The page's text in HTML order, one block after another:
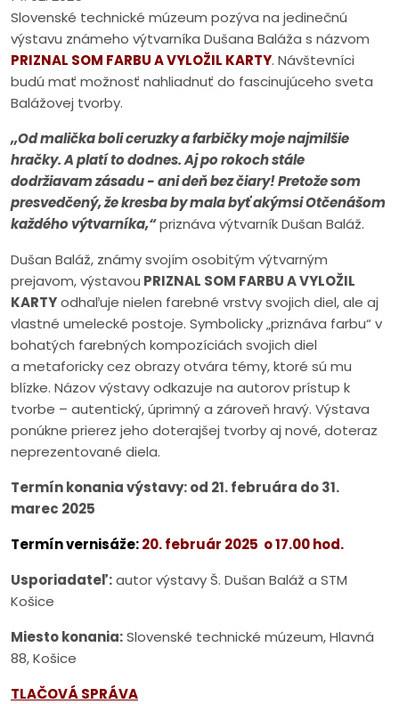
Slovenské technické múzeum pozýva na jedinečnú
výstavu známeho výtvarníka Dušana Baláža s názvom
PRIZNAL SOM FARBU A VYLOŽIL KARTY. Návštevníci
budú mať možnosť nahliadnuť do fascinujúceho sveta
Balážovej tvorby.
,,Od malička boli ceruzky a farbičky moje najmilšie
hračky. A platí to dodnes. Aj po rokoch stále
dodržiavam zásadu - ani deň bez čiary! Pretože som
presvedčený, že kresba by mala byť akýmsi Otčenášom
každého výtvarníka,“priznáva výtvarník Dušan Baláž.
Dušan Baláž, známy svojím osobitým výtvarným
prejavom, výstavou PRIZNAL SOM FARBU A VYLOŽIL
KARTYodhaľuje nielen farebné vrstvy svojich diel, ale aj
vlastné umelecké postoje. Symbolicky „priznáva farbu“ v
bohatých farebných kompozíciách svojich diel
a metaforicky cez obrazy otvára témy, ktoré sú mu
blízke. Názov výstavy odkazuje na autorov prístup k
tvorbe – autentický, úprimný a zároveň hravý. Výstava
ponúkne prierez jeho doterajšej tvorby aj nové, doteraz
neprezentované diela.
Termín konania výstavy: od 21. februára do 31.
marec 2025
Termín vernisáže:20. február 2025 o 17.00 hod.
Usporiadateľ:autor výstavy Š. Dušan Baláž a STM
Košice
Miesto konania:Slovenské technické múzeum, Hlavná
88, Košice
TLAČOVÁ SPRÁVA